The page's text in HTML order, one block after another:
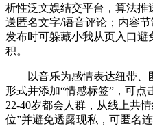
析性泛文娱结交平台，算法
送匿名文字/语音评论；内容节
发布时可躲藏小我从页入口
积。
以音乐为感情表达纽带、
形式并添加“情感标签”，可点
22-40岁都会人群，从线上共
位”并避免透露现私，可匿名